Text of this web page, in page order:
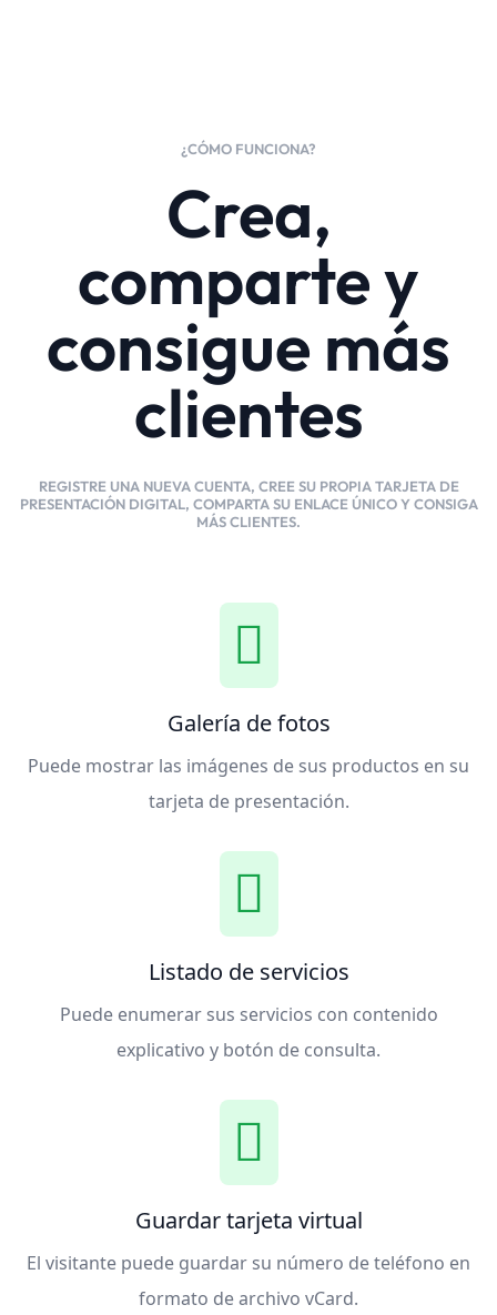
¿CÓMO FUNCIONA?
Crea,
comparte y
consigue más
clientes
REGISTRE UNA NUEVA CUENTA, CREE SU PROPIA TARJETA DE
PRESENTACIÓN DIGITAL, COMPARTA SU ENLACE ÚNICO Y CONSIGA
MÁS CLIENTES.
Galería de fotos
Puede mostrar las imágenes de sus productos en su
tarjeta de presentación.
Listado de servicios
Puede enumerar sus servicios con contenido
explicativo y botón de consulta.
Guardar tarjeta virtual
El visitante puede guardar su número de teléfono en
formato de archivo vCard.